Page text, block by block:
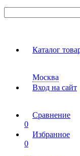
Каталог
Москва
Вход на сайт
Сравнение
0
Избранное
0